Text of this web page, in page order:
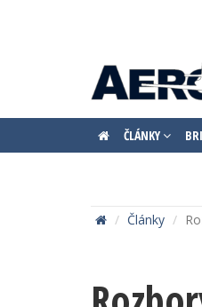
ČLÁNKY
Články